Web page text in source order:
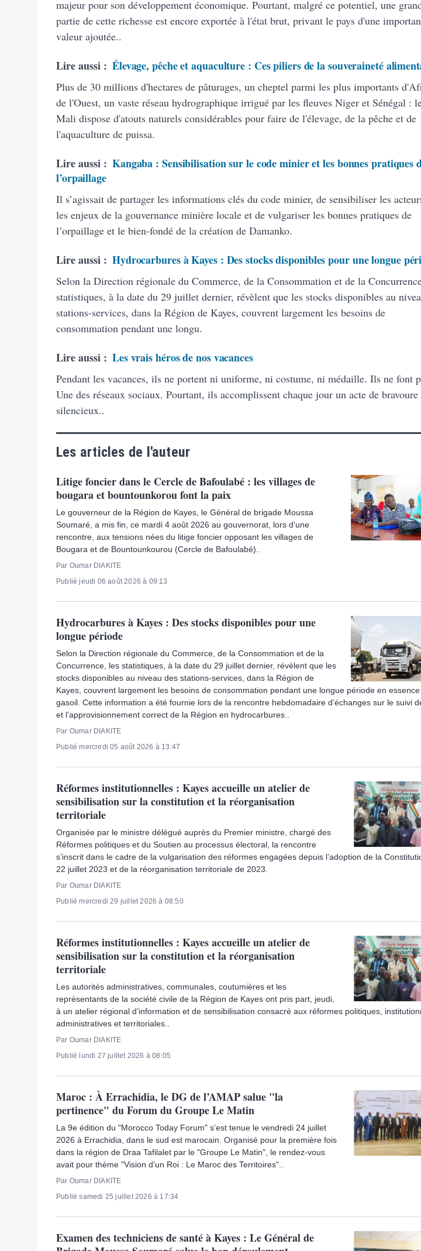
majeur pour son développement économique. Pourtant, malgré ce potentiel, une
partie de cette richesse est encore exportée à l'état brut, privant le pays d'une
valeur ajoutée..
Lire aussi : Élevage, pêche et aquaculture : Ces piliers de la souveraineté
Plus de 30 millions d'hectares de pâturages, un cheptel parmi les plus importants
de l'Ouest, un vaste réseau hydrographique irrigué par les fleuves Niger et Sénégal :
Mali dispose d'atouts naturels considérables pour faire de l'élevage, de la pêche et de
l'aquaculture de puissa.
Lire aussi : Kangaba : Sensibilisation sur le code minier et les bonnes pratiques
l’orpaillage
Il s’agissait de partager les informations clés du code minier, de sensibiliser les
les enjeux de la gouvernance minière locale et de vulgariser les bonnes pratiques de
l’orpaillage et le bien-fondé de la création de Damanko.
Lire aussi : Hydrocarbures à Kayes : Des stocks disponibles pour une longue
Selon la Direction régionale du Commerce, de la Consommation et de la
statistiques, à la date du 29 juillet dernier, révèlent que les stocks disponibles au
stations-services, dans la Région de Kayes, couvrent largement les besoins de
consommation pendant une longu.
Lire aussi : Les vrais héros de nos vacances
Pendant les vacances, ils ne portent ni uniforme, ni costume, ni médaille. Ils ne font
Une des réseaux sociaux. Pourtant, ils accomplissent chaque jour un acte de bravoure
silencieux..
Les articles de l'auteur
Litige foncier dans le Cercle de Bafoulabé : les villages de
bougara et bountounkorou font la paix
Le gouverneur de la Région de Kayes, le Général de brigade Moussa
Soumaré, a mis fin, ce mardi 4 août 2026 au gouvernorat, lors d'une
rencontre, aux tensions nées du litige foncier opposant les villages de
Bougara et de Bountounkourou (Cercle de Bafoulabé)..
Par Oumar DIAKITE
Publié jeudi 06 août 2026 à 09:13
Hydrocarbures à Kayes : Des stocks disponibles pour une
longue période
Selon la Direction régionale du Commerce, de la Consommation et de la
Concurrence, les statistiques, à la date du 29 juillet dernier, révèlent que les
stocks disponibles au niveau des stations-services, dans la Région de
Kayes, couvrent largement les besoins de consommation pendant une longue période en
gasoil. Cette information a été fournie lors de la rencontre hebdomadaire d’échanges sur le suivi
et l’approvisionnement correct de la Région en hydrocarbures..
Par Oumar DIAKITE
Publié mercredi 05 août 2026 à 13:47
Réformes institutionnelles : Kayes accueille un atelier de
sensibilisation sur la constitution et la réorganisation
territoriale
Organisée par le ministre délégué auprès du Premier ministre, chargé des
Réformes politiques et du Soutien au processus électoral, la rencontre
s’inscrit dans le cadre de la vulgarisation des réformes engagées depuis l’adoption de la
22 juillet 2023 et de la réorganisation territoriale de 2023.
Par Oumar DIAKITE
Publié mercredi 29 juillet 2026 à 08:50
Réformes institutionnelles : Kayes accueille un atelier de
sensibilisation sur la constitution et la réorganisation
territoriale
Les autorités administratives, communales, coutumières et les
représentants de la société civile de la Région de Kayes ont pris part, jeudi,
à un atelier régional d’information et de sensibilisation consacré aux réformes politiques,
administratives et territoriales..
Par Oumar DIAKITE
Publié lundi 27 juillet 2026 à 08:05
Maroc : À Errachidia, le DG de l’AMAP salue "la
pertinence" du Forum du Groupe Le Matin
La 9e édition du "Morocco Today Forum" s’est tenue le vendredi 24 juillet
2026 à Errachidia, dans le sud est marocain. Organisé pour la première fois
dans la région de Draa Tafilalet par le "Groupe Le Matin", le rendez-vous
avait pour thème "Vision d’un Roi : Le Maroc des Territoires"..
Par Oumar DIAKITE
Publié samedi 25 juillet 2026 à 17:34
Examen des techniciens de santé à Kayes : Le Général de